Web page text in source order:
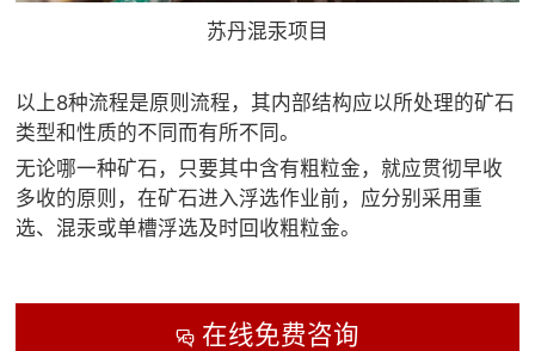
苏丹混汞项目
以上8种流程是原则流程，其内部结构应以所处理的矿石
类型和性质的不同而有所不同。
无论哪一种矿石，只要其中含有粗粒金，就应贯彻早收
多收的原则，在矿石进入浮选作业前，应分别采用重
选、混汞或单槽浮选及时回收粗粒金。
在线免费咨询